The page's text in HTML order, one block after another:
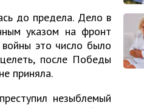
до предела. Дело в
указом на фронт
это число было
после Победы
приняла.
незыблемый